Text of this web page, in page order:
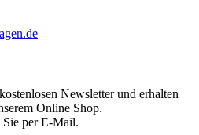
Newsletter und erhalten
Online Shop.
Sie per E-Mail.